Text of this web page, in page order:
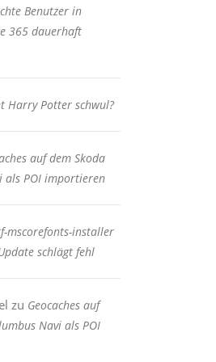
Benutzer in
365 dauerhaft
Harry Potter schwul?
auf dem Skoda
als POI importieren
mscorefonts-installer
schlägt fehl
zu Geocaches auf
Navi als POI